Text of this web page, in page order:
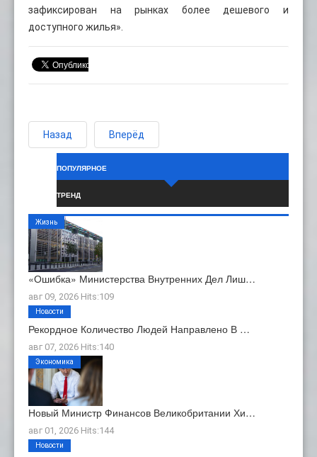
зафиксирован на рынках более дешевого и
доступного жилья».
Назад Вперёд
ПОПУЛЯРНОЕ
ТРЕНД
«Ошибка» Министерства Внутренних Дел Лиш…
авг 09, 2026 Hits:109
Жизнь
Рекордное Количество Людей Направлено В …
авг 07, 2026 Hits:140
Новости
Новый Министр Финансов Великобритании Хи…
авг 01, 2026 Hits:144
Экономика
Новости